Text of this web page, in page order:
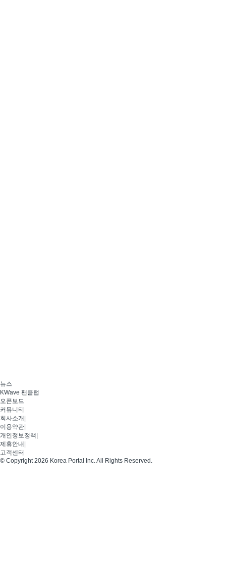
뉴스
KWave 팬클럽
오픈보드
커뮤니티
회사소개
이용약관
개인정보정책
제휴안내
고객센터
© Copyright 2026 Korea Portal Inc. All Rights Reserved.